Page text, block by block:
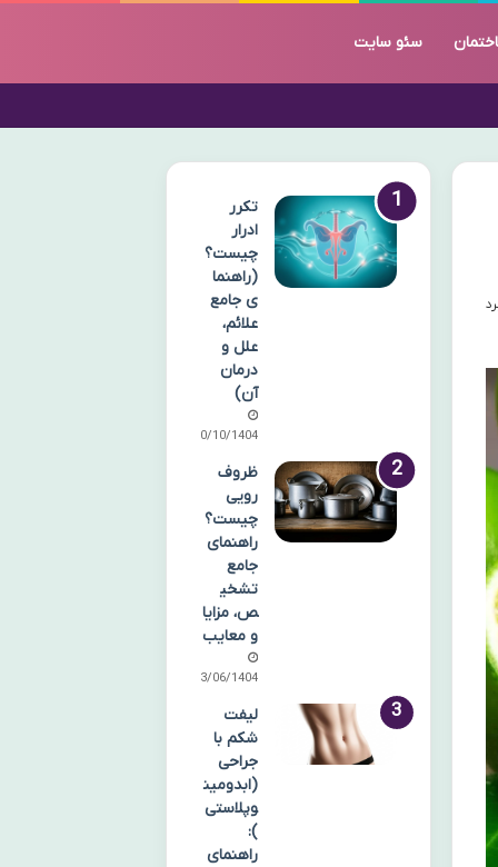
سئو سایت
تکرر
ادرار
چیست؟
(راهنما
ی جامع
علائم،
علل و
درمان
آن)
10/10/1404
ظروف
رویی
چیست؟
راهنمای
جامع
تشخی
ص، مزایا
و معایب
03/06/1404
لیفت
شکم با
جراحی
(ابدومین
وپلاستی
):
راهنمای